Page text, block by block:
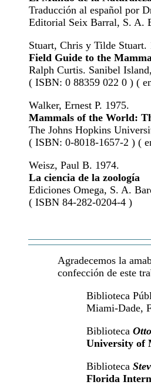
Traducción al español por
Editorial Seix Barral, S. A.
Stuart, Chris y Tilde Stuart.
Field Guide to the
Ralph Curtis. Sanibel
( ISBN: 0 88359 022 0 ) (
Walker, Ernest P. 1975.
Mammals of the World:
The Johns Hopkins
( ISBN: 0-8018-1657-2 ) (
Weisz, Paul B. 1974.
La ciencia de la zoología
Ediciones Omega, S. A.
( ISBN 84-282-0204-4 )
Agradecemos la
confección de este
Biblioteca
Miami-Dade,
Biblioteca
University of
Biblioteca
Florida